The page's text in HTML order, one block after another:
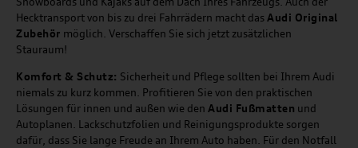
Hecktransport von bis zu drei Fahrrädern macht das Audi Original
Zubehör möglich. Verschaffen Sie sich jetzt zusätzlichen
Stauraum!
Komfort & Schutz: Sicherheit und Pflege sollten bei Ihrem Audi
niemals zu kurz kommen. Profitieren Sie von den praktischen
Lösungen für innen und außen wie den Audi Fußmatten und
Autoplanen. Lackschutzfolien und Reinigungsprodukte sorgen
dafür, dass Sie lange Freude an Ihrem Auto haben. Für den Notfall